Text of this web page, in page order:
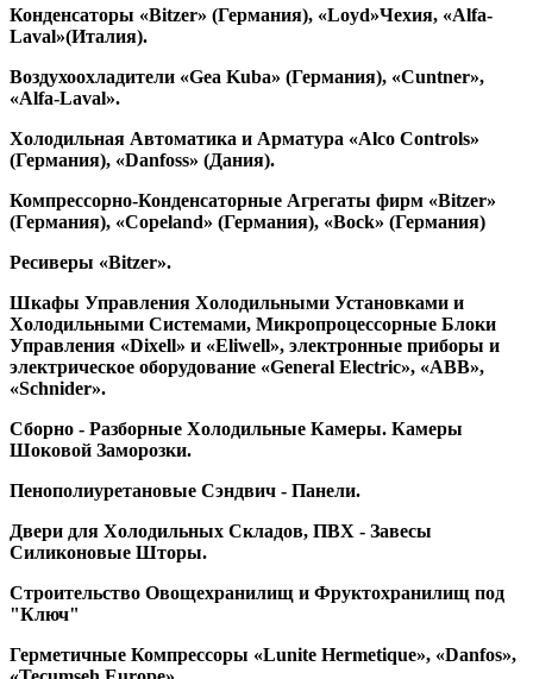
Конденсаторы «Bitzer» (Германия), «Loyd»Чехия, «Alfa-
Laval»(Италия).
Воздухоохладители «Gea Kuba» (Германия), «Cuntner»,
«Alfa-Laval».
Холодильная Автоматика и Арматура «Alco Controls»
(Германия), «Danfoss» (Дания).
Компрессорно-Конденсаторные Агрегаты фирм «Bitzer»
(Германия), «Copeland» (Германия), «Bock» (Германия)
Ресиверы «Bitzer».
Шкафы Управления Холодильными Установками и
Холодильными Системами, Микропроцессорные Блоки
Управления «Dixell» и «Eliwell», электронные приборы и
электрическое оборудование «General Electric», «ABB»,
«Schnider».
Сборно - Разборные Холодильные Камеры. Камеры
Шоковой Заморозки.
Пенополиуретановые Сэндвич - Панели.
Двери для Холодильных Складов, ПВХ - Завесы
Силиконовые Шторы.
Строительство Овощехранилищ и Фруктохранилищ под
"Ключ"
Герметичные Компрессоры «Lunite Hermetique», «Danfos»,